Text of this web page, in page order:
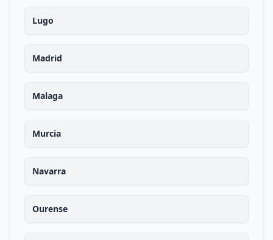
Lugo
Madrid
Malaga
Murcia
Navarra
Ourense